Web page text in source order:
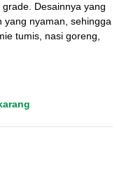
Desainnya yang
yang nyaman, sehingga
tumis, nasi goreng,